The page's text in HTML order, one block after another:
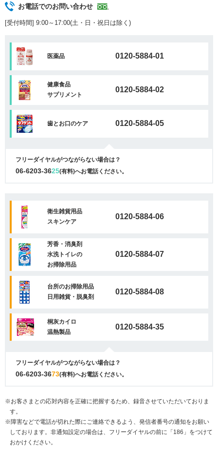
お電話でのお問い合わせ
[受付時間] 9:00～17:00(土・日・祝日は除く)
医薬品 0120-5884-01
健康食品
サプリメント
0120-5884-02
歯とお口のケア 0120-5884-05
フリーダイヤルがつながらない場合は？
06-6203-3625(有料)へお電話ください。
衛生雑貨用品
スキンケア
0120-5884-06
芳香・消臭剤
水洗トイレの
お掃除用品
0120-5884-07
台所のお掃除用品
日用雑貨・脱臭剤
0120-5884-08
桐灰カイロ
温熱製品
0120-5884-35
フリーダイヤルがつながらない場合は？
06-6203-3673(有料)へお電話ください。
※お客さまとの応対内容を正確に把握するため、録音させていただいておりま
す。
※障害などで電話が切れた際にご連絡できるよう、発信者番号の通知をお願い
しております。非通知設定の場合は、フリーダイヤルの前に「186」をつけて
おかけください。